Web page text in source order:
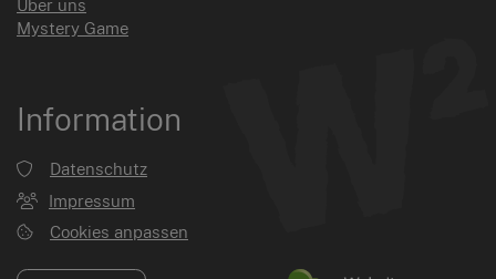
Über uns
Mystery Game
Information
Datenschutz
Impressum
Cookies anpassen